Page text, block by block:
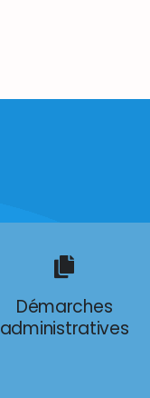
Démarches
administratives